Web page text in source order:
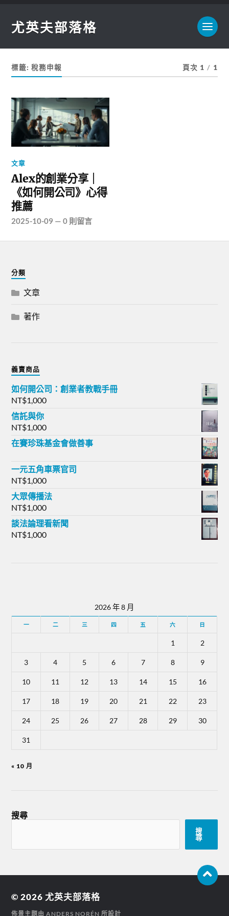
尤英夫部落格
標籤:稅務申報 頁次 1 / 1
文章
Alex的創業分享｜
《如何開公司》心得
推薦
2025-10-09 —0 則留言
分類
文章
著作
義賣商品
如何開公司：創業者教戰手冊
NT$1,000
信託與你
NT$1,000
在賽珍珠基金會做善事
一元五角車票官司
NT$1,000
大眾傳播法
NT$1,000
談法論理看新聞
NT$1,000
2026 年 8 月
一 二 三 四 五 六 日
1 2
3 4 5 6 7 8 9
10 11 12 13 14 15 16
17 18 19 20 21 22 23
24 25 26 27 28 29 30
31
« 10 月
搜尋
搜
尋
© 2026 尤英夫部落格
佈景主題由ANDERS NORÉN 所設計